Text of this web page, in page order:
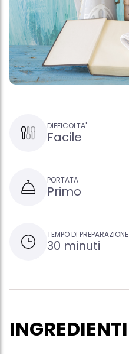
DIFFICOLTA'
Facile
PORTATA
Primo
TEMPO DI PREPARAZIONE
30 minuti
INGREDIENTI